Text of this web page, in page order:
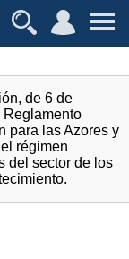
de 6 de
Reglamento
para las Azores y
régimen
del sector de los